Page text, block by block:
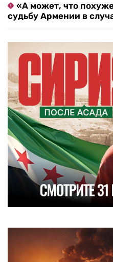
«А может, что
судьбу Армении в